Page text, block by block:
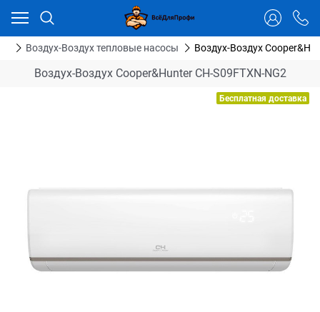
Воздух-Воздух тепловые насосы Воздух-Воздух
Воздух-Воздух Cooper&Hunter CH-S09FTXN-NG2
Бесплатная доставка
Ваш город - Тюмень,
угадали?
ДА НЕТ